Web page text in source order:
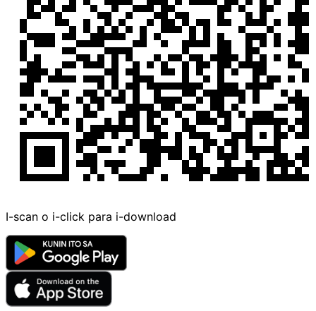
I-scan o i-click para i-download